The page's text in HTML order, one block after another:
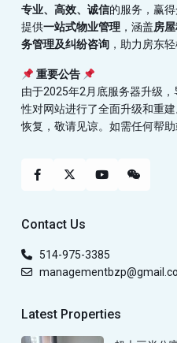
专业、高效、诚信的服务，赢
提供一站式物业管理 ，涵盖房
务管理及纠纷咨询 ，助力房东
重要公告
由于2025年2月底服务器升级
性对网站进行了全面升级和重
恢复，敬请见谅。如需任何帮
Contact Us
514-975-3385
Latest Properties